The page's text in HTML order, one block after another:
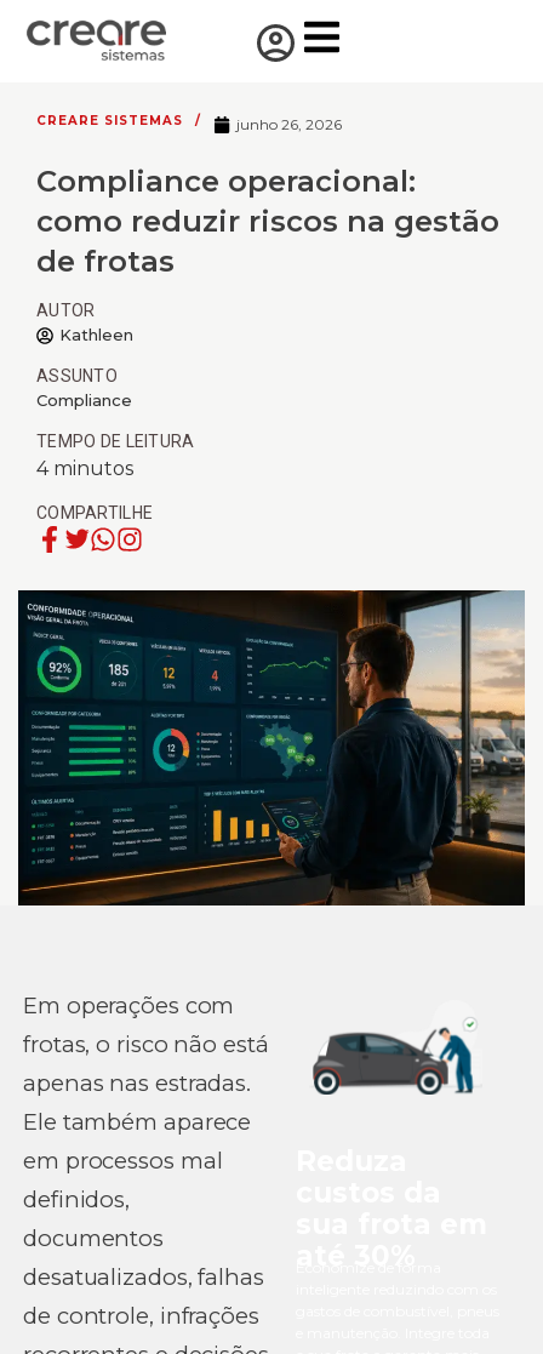
CREARE SISTEMAS / junho 26, 2026
Compliance operacional:
como reduzir riscos na gestão
de frotas
AUTOR
Kathleen
ASSUNTO
Compliance
TEMPO DE LEITURA
4 minutos
COMPARTILHE
Em operações com
frotas, o risco não está
apenas nas estradas.
Ele também aparece
em processos mal
definidos,
documentos
desatualizados, falhas
de controle, infrações